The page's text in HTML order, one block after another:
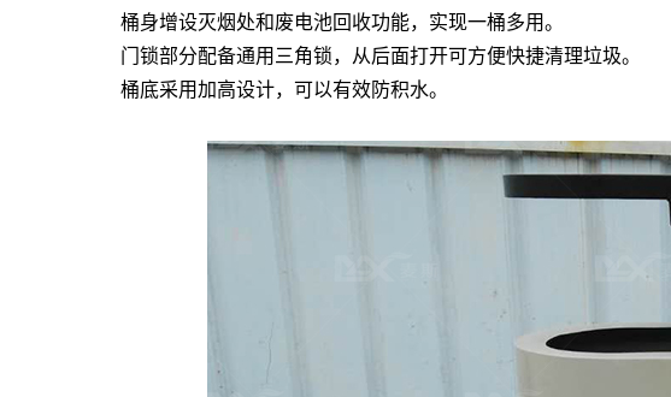
桶身增设灭烟处和废电池回收功能，实现一桶多用。
门锁部分配备通用三角锁，从后面打开可方便快捷清理垃圾。
桶底采用加高设计，可以有效防积水。